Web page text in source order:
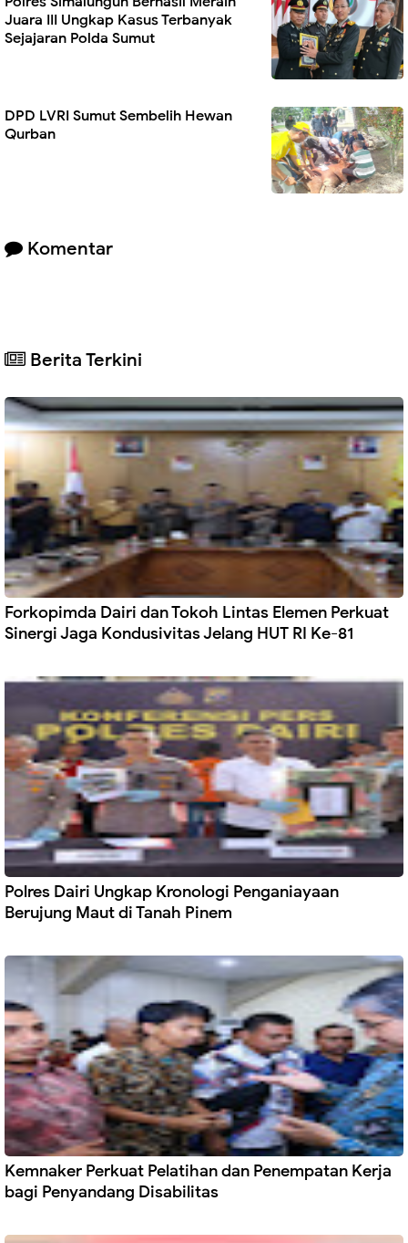
Juara III Ungkap Kasus Terbanyak
Sejajaran Polda Sumut
DPD LVRI Sumut Sembelih Hewan
Qurban
Komentar
Berita Terkini
Forkopimda Dairi dan Tokoh Lintas Elemen Perkuat
Sinergi Jaga Kondusivitas Jelang HUT RI Ke-81
Polres Dairi Ungkap Kronologi Penganiayaan
Berujung Maut di Tanah Pinem
Kemnaker Perkuat Pelatihan dan Penempatan Kerja
bagi Penyandang Disabilitas